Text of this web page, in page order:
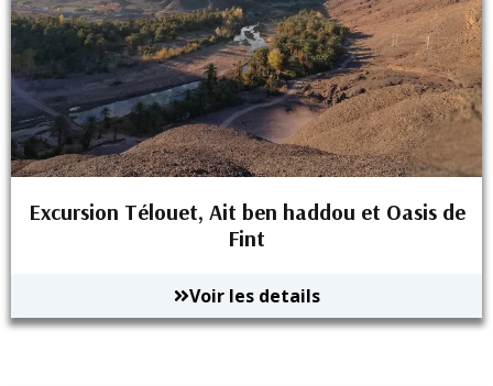
Excursion Télouet, Ait ben haddou et Oasis de
Fint
Voir les details